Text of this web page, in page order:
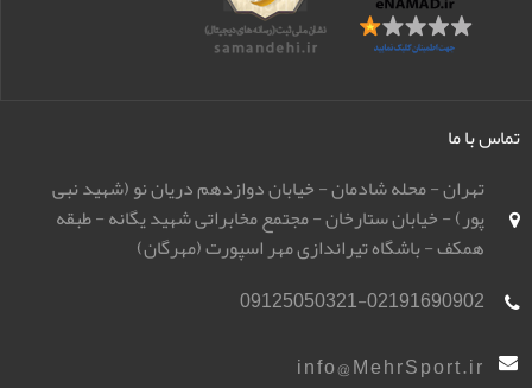
تماس با ما
تهران - محله شادمان - خیابان دوازدهم دریان نو (شهید نبی
پور) - خیابان ستارخان - مجتمع مخابراتی شهید یگانه - طبقه
همکف - باشگاه تیراندازی مهر اسپورت (مهرگان)
09125050321-02191690902
info@MehrSport.ir